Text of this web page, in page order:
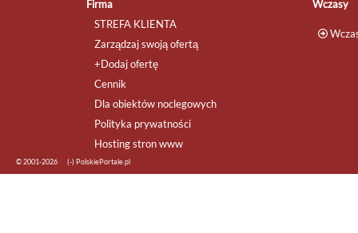
Firma
STREFA KLIENTA
Zarządzaj swoją ofertą
+Dodaj ofertę
Cennik
Dla obiektów noclegowych
Polityka prywatności
Hosting stron www
Wczasy
© 2001-2026 (-) PolskiePortale.pl